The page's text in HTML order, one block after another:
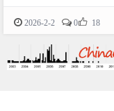
2026-2-2 0 18